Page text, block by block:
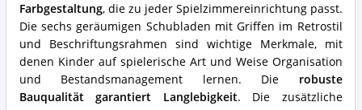
Farbgestaltung, die zu jeder Spielzimmereinrichtung passt.
Die sechs geräumigen Schubladen mit Griffen im Retrostil
und Beschriftungsrahmen sind wichtige Merkmale, mit
denen Kinder auf spielerische Art und Weise Organisation
und Bestandsmanagement lernen. Die robuste
Bauqualität garantiert Langlebigkeit. Die zusätzliche